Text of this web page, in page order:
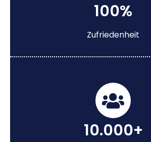
100%
Zufriedenheit
10.000+